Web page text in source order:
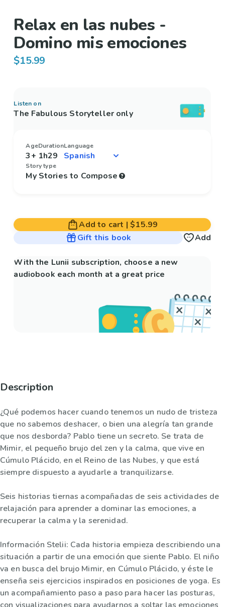
Relax en las nubes -
Domino mis emociones
$15.99
Listen on
The Fabulous Storyteller only
Age
3+
Duration
1h29
Language
Story type
My Stories to Compose
Add to cart |$15.99
Gift this book
Add
With the Lunii subscription, choose a new
audiobook each month at a great price
Description
¿Qué podemos hacer cuando tenemos un nudo de tristeza
que no sabemos deshacer, o bien una alegría tan grande
que nos desborda? Pablo tiene un secreto. Se trata de
Mimir, el pequeño brujo del zen y la calma, que vive en
Cúmulo Plácido, en el Reino de las Nubes, y que está
siempre dispuesto a ayudarle a tranquilizarse.
Seis historias tiernas acompañadas de seis actividades de
relajación para aprender a dominar las emociones, a
recuperar la calma y la serenidad.
Información Stelii: Cada historia empieza describiendo una
situación a partir de una emoción que siente Pablo. El niño
va en busca del brujo Mimir, en Cúmulo Plácido, y éste le
enseña seis ejercicios inspirados en posiciones de yoga. Es
un acompañamiento paso a paso para hacer las posturas,